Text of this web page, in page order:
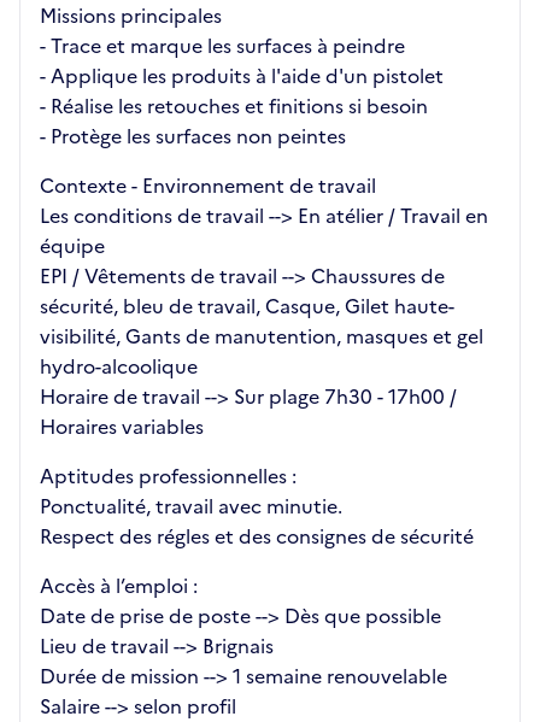
Missions principales
- Trace et marque les surfaces à peindre
- Applique les produits à l'aide d'un pistolet
- Réalise les retouches et finitions si besoin
- Protège les surfaces non peintes
Contexte - Environnement de travail
Les conditions de travail --> En atélier / Travail en
équipe
EPI / Vêtements de travail --> Chaussures de
sécurité, bleu de travail, Casque, Gilet haute-
visibilité, Gants de manutention, masques et gel
hydro-alcoolique
Horaire de travail --> Sur plage 7h30 - 17h00 /
Horaires variables
Aptitudes professionnelles :
Ponctualité, travail avec minutie.
Respect des régles et des consignes de sécurité
Accès à l’emploi :
Date de prise de poste --> Dès que possible
Lieu de travail --> Brignais
Durée de mission --> 1 semaine renouvelable
Salaire --> selon profil